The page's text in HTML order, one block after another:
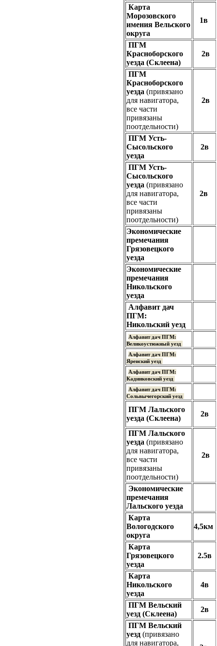
Карта
Морозовского
имения Вельского
округа
1в
ПГМ
Красноборского
уезда (Склеена)
2в
ПГМ
Красноборского
уезда (привязано
для навигатора,
все части
привязаны
поотдельности)
2в
ПГМ Усть-
Сысольского
уезда
2в
ПГМ Усть-
Сысольского
уезда (привязано
для навигатора,
все части
привязаны
поотдельности)
2в
Экономические
премечания
Грязовецкого
уезда
Экономические
премечания
Никольского
уезда
Алфавит дач
ПГМ:
Никольский уезд
Алфавит дач ПГМ:
Великоустюжный уезд
Алфавит дач ПГМ:
Яренский уезд
Алфавит дач ПГМ:
Кадниковский уезд
Алфавит дач ПГМ:
Сольвычегорский уезд
ПГМ Лальского
уезда (Склеена)
2в
ПГМ Лальского
уезда (привязано
для навигатора,
все части
привязаны
поотдельности)
2в
Экономические
премечания
Лальского уезда
Карта
Вологодского
округа
4,5км
Карта
Грязовецкого
уезда
2.5в
Карта
Никольского
уезда
4в
ПГМ Вельский
уезд (Склеена)
2в
ПГМ Вельский
уезд (привязано
для навигатора,